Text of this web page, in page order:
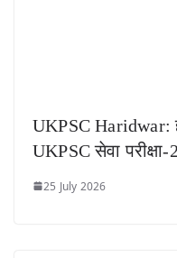
UKPSC Haridwar:
UKPSC सेवा परीक्षा-
25 July 2026